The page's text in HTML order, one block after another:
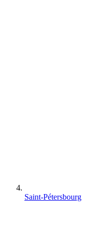
Saint-Pétersbourg